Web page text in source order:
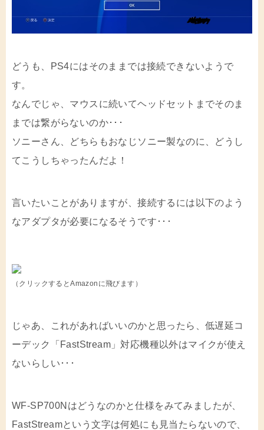
どうも、PS4にはそのままでは接続できないようで
す。
なんでじゃ、マウスに続いてヘッドセットまでそのま
までは繋がらないのか･･･
ソニーさん、どちらもおなじソニー製なのに、どうし
てこうしちゃったんだよ！
言いたいことがありますが、接続するには以下のよう
なアダプタが必要になるそうです･･･
（クリックするとAmazonに飛びます）
じゃあ、これがあればいいのかと思ったら、低遅延コ
ーデック「FastStream」対応機種以外はマイクが使え
ないらしい･･･
WF-SP700Nはどうなのかと仕様をみてみましたが、
FastStreamという文字は何処にも見当たらないので、